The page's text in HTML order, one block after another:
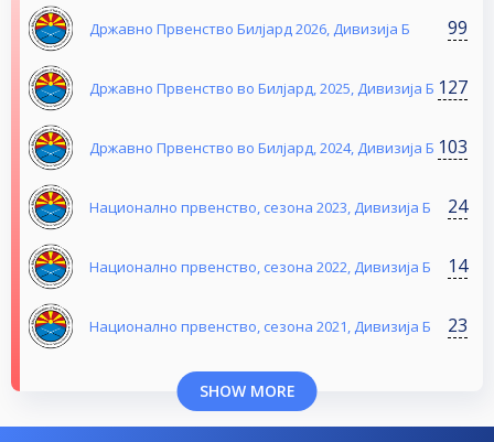
Државно Првенство Билјард 2026, Дивизија Б 99
Државно Првенство во Билјард, 2025, Дивизија Б 127
Државно Првенство во Билјард, 2024, Дивизија Б 103
Национално првенство, сезона 2023, Дивизија Б 24
Национално првенство, сезона 2022, Дивизија Б 14
Национално првенство, сезона 2021, Дивизија Б 23
SHOW MORE